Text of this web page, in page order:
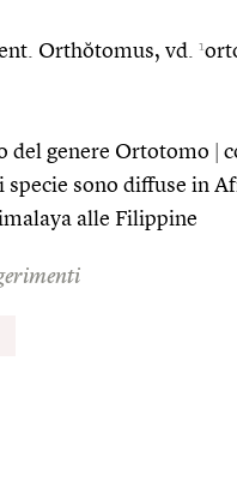
Orthŏtomus, vd. 1
del genere Ortotomo
specie sono diffuse in
alle Filippine